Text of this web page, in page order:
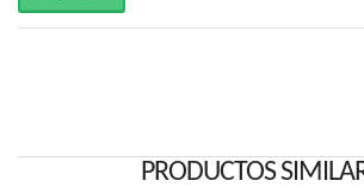
PRODUCTOS